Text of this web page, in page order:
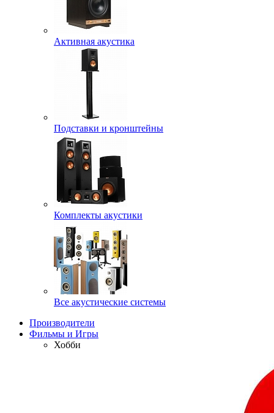
Активная акустика
Подставки и кронштейны
Комплекты акустики
Все акустические системы
Производители
Фильмы и Игры
Хобби